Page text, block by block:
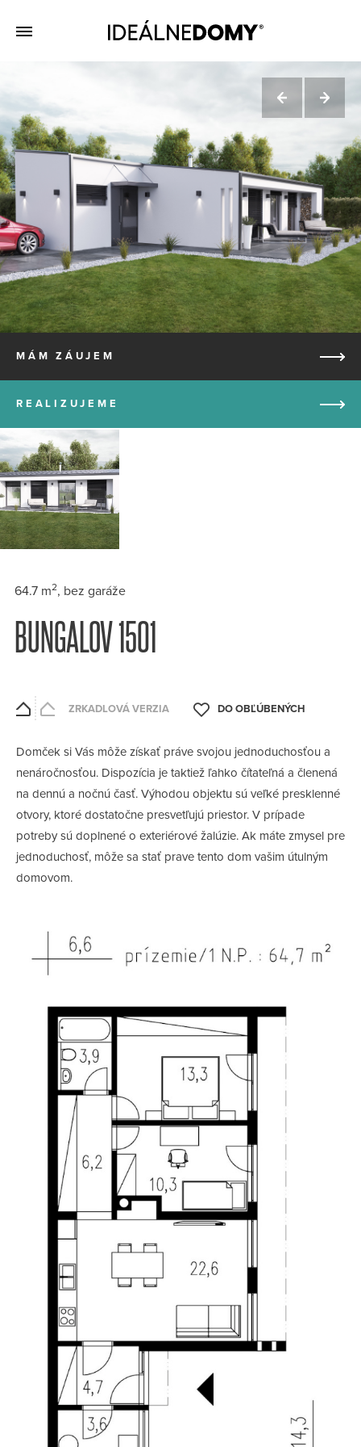
MÁM ZÁUJEM
REALIZUJEME
64.7 m2, bez garáže
BUNGALOV 1501
ZRKADLOVÁ VERZIA
Domček si Vás môže získať práve svojou jednoduchosťou a
nenáročnosťou. Dispozícia je taktiež ľahko čítateľná a členená
na dennú a nočnú časť. Výhodou objektu sú veľké presklenné
otvory, ktoré dostatočne presvetľujú priestor. V prípade
potreby sú doplnené o exteriérové žalúzie. Ak máte zmysel pre
jednoduchosť, môže sa stať prave tento dom vašim útulným
domovom.